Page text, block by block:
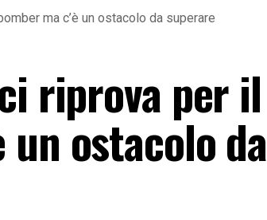
ma c’è un ostacolo da superare
riprova per il
ostacolo da